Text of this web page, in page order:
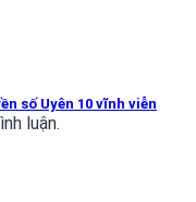
số Uyên 10 vĩnh viễn
luận.